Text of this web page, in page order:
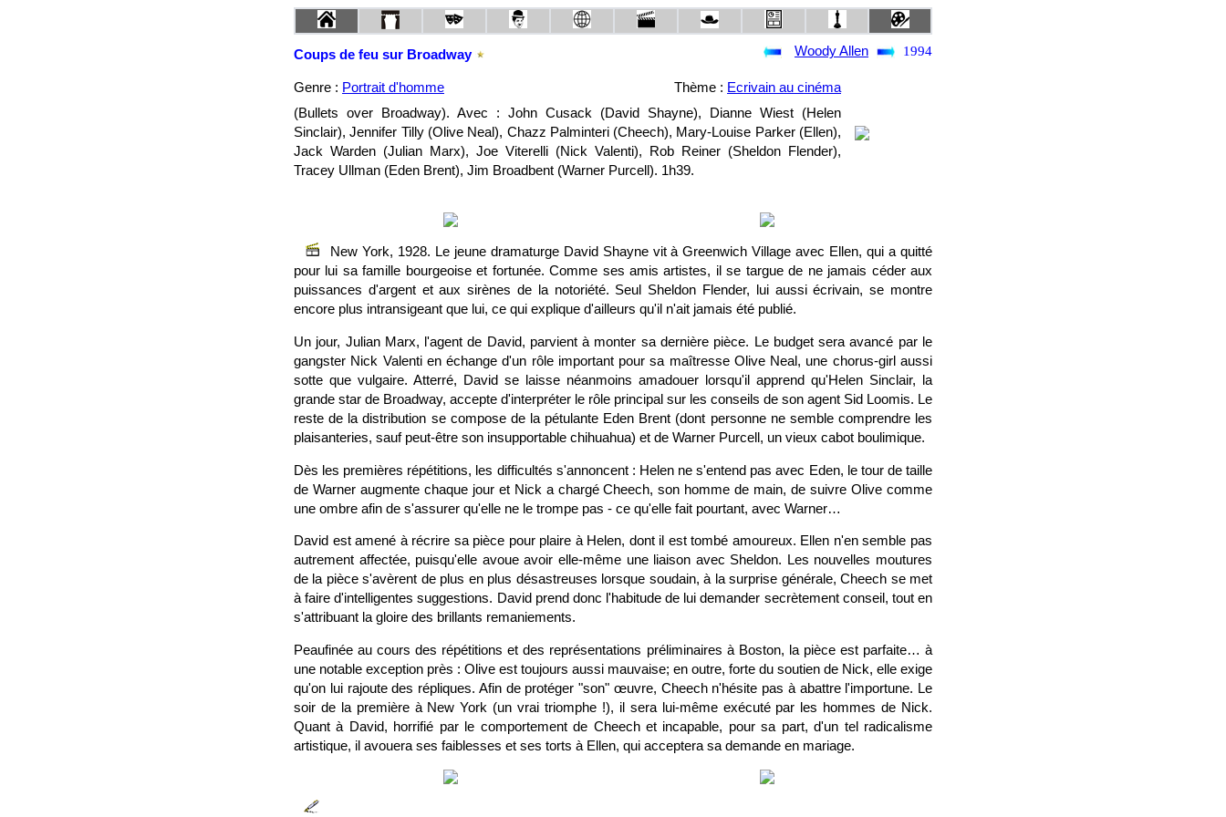
Coups de feu sur Broadway Woody Allen 1994
Genre : Portrait d'homme Thème : Ecrivain au cinéma
(Bullets over Broadway). Avec : John Cusack (David Shayne), Dianne Wiest (Helen
Sinclair), Jennifer Tilly (Olive Neal), Chazz Palminteri (Cheech), Mary-Louise Parker (Ellen),
Jack Warden (Julian Marx), Joe Viterelli (Nick Valenti), Rob Reiner (Sheldon Flender),
Tracey Ullman (Eden Brent), Jim Broadbent (Warner Purcell). 1h39.
New York, 1928. Le jeune dramaturge David Shayne vit à Greenwich Village avec Ellen, qui a quitté
pour lui sa famille bourgeoise et fortunée. Comme ses amis artistes, il se targue de ne jamais céder aux
puissances d'argent et aux sirènes de la notoriété. Seul Sheldon Flender, lui aussi écrivain, se montre
encore plus intransigeant que lui, ce qui explique d'ailleurs qu'il n'ait jamais été publié.
Un jour, Julian Marx, l'agent de David, parvient à monter sa dernière pièce. Le budget sera avancé par le
gangster Nick Valenti en échange d'un rôle important pour sa maîtresse Olive Neal, une chorus-girl aussi
sotte que vulgaire. Atterré, David se laisse néanmoins amadouer lorsqu'il apprend qu'Helen Sinclair, la
grande star de Broadway, accepte d'interpréter le rôle principal sur les conseils de son agent Sid Loomis. Le
reste de la distribution se compose de la pétulante Eden Brent (dont personne ne semble comprendre les
plaisanteries, sauf peut-être son insupportable chihuahua) et de Warner Purcell, un vieux cabot boulimique.
Dès les premières répétitions, les difficultés s'annoncent : Helen ne s'entend pas avec Eden, le tour de taille
de Warner augmente chaque jour et Nick a chargé Cheech, son homme de main, de suivre Olive comme
une ombre afin de s'assurer qu'elle ne le trompe pas - ce qu'elle fait pourtant, avec Warner…
David est amené à récrire sa pièce pour plaire à Helen, dont il est tombé amoureux. Ellen n'en semble pas
autrement affectée, puisqu'elle avoue avoir elle-même une liaison avec Sheldon. Les nouvelles moutures
de la pièce s'avèrent de plus en plus désastreuses lorsque soudain, à la surprise générale, Cheech se met
à faire d'intelligentes suggestions. David prend donc l'habitude de lui demander secrètement conseil, tout en
s'attribuant la gloire des brillants remaniements.
Peaufinée au cours des répétitions et des représentations préliminaires à Boston, la pièce est parfaite… à
une notable exception près : Olive est toujours aussi mauvaise; en outre, forte du soutien de Nick, elle exige
qu'on lui rajoute des répliques. Afin de protéger "son" œuvre, Cheech n'hésite pas à abattre l'importune. Le
soir de la première à New York (un vrai triomphe !), il sera lui-même exécuté par les hommes de Nick.
Quant à David, horrifié par le comportement de Cheech et incapable, pour sa part, d'un tel radicalisme
artistique, il avouera ses faiblesses et ses torts à Ellen, qui acceptera sa demande en mariage.